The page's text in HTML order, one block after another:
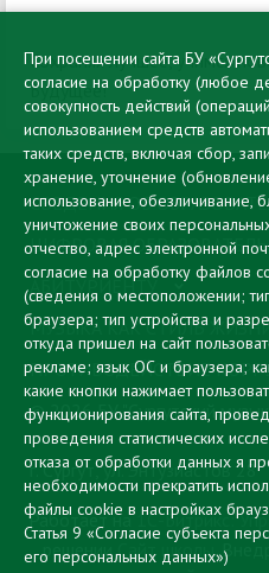
Сохраняя лучшее, учимся
Будущее!
СВЕДЕНИЯ ОБ
ЦИФРОВАЯ
АБИТУРИЕНТУ
МУЗЫКА КАК СТИЛЬ
ПРОТИВОДЕЙСТВИЕ
© 2026 БУ "Сургутский
г. Сургут, ул. Энтузиастов 28
Работает на 1С-Битрикс:
решенииСайт школы.
При посещении сайта БУ
согласие на обработку (любое
совокупность действий
использованием средств
таких средств, включая сбор,
хранение, уточнение
использование, обезличивание,
уничтожение своих
отчество, адрес электронной
согласие на обработку файлов
(сведения о местоположении;
браузера; тип устройства и
откуда пришел на сайт
рекламе; язык ОС и браузера;
какие кнопки нажимает
функционирования сайта,
проведения статистических
отказа от обработки данных я
необходимости прекратить
файлы cookie в настройках
Статья 9 «Согласие субъекта
его персональных данных»)